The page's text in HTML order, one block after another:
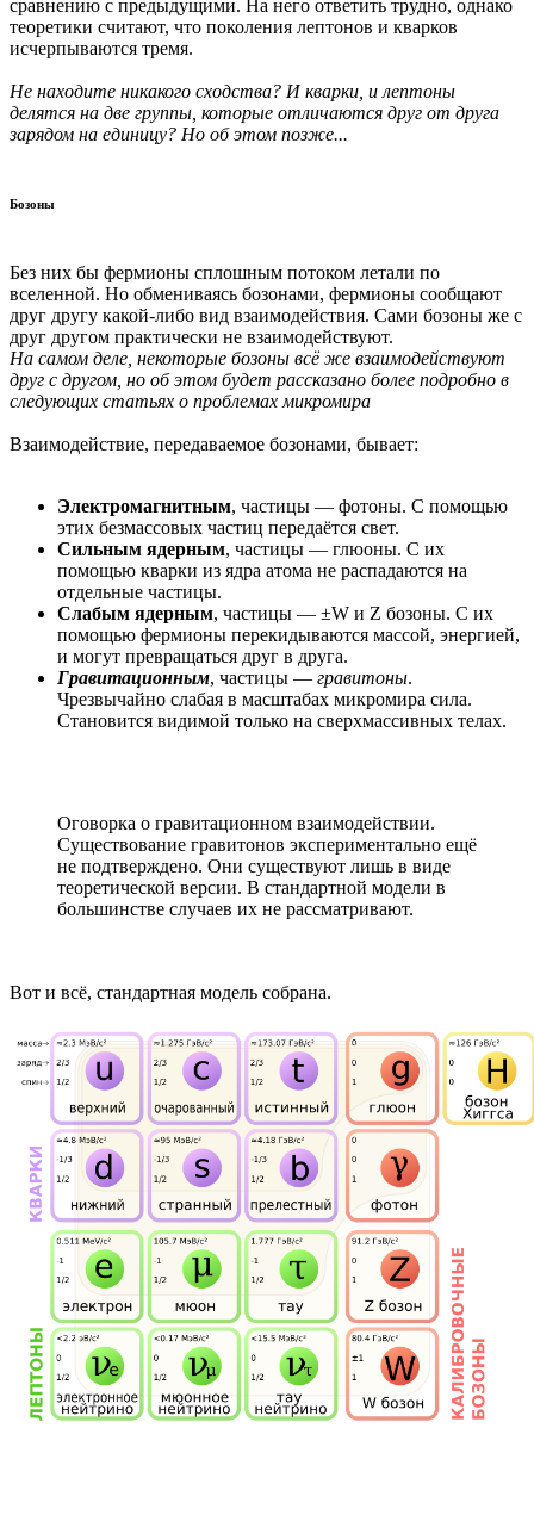
сравнению с предыдущими. На него ответить трудно, однако
теоретики считают, что поколения лептонов и кварков
исчерпываются тремя.
Не находите никакого сходства? И кварки, и лептоны
делятся на две группы, которые отличаются друг от друга
зарядом на единицу? Но об этом позже...
Бозоны
Без них бы фермионы сплошным потоком летали по
вселенной. Но обмениваясь бозонами, фермионы сообщают
друг другу какой-либо вид взаимодействия. Сами бозоны же с
друг другом практически не взаимодействуют.
На самом деле, некоторые бозоны всё же взаимодействуют
друг с другом, но об этом будет рассказано более подробно в
следующих статьях о проблемах микромира
Взаимодействие, передаваемое бозонами, бывает:
Электромагнитным, частицы — фотоны. С помощью
этих безмассовых частиц передаётся свет.
Сильным ядерным, частицы — глюоны. С их
помощью кварки из ядра атома не распадаются на
отдельные частицы.
Слабым ядерным, частицы — ±W и Z бозоны. С их
помощью фермионы перекидываются массой, энергией,
и могут превращаться друг в друга.
Гравитационным, частицы — гравитоны.
Чрезвычайно слабая в масштабах микромира сила.
Становится видимой только на сверхмассивных телах.
Оговорка о гравитационном взаимодействии.
Существование гравитонов экспериментально ещё
не подтверждено. Они существуют лишь в виде
теоретической версии. В стандартной модели в
большинстве случаев их не рассматривают.
Вот и всё, стандартная модель собрана.